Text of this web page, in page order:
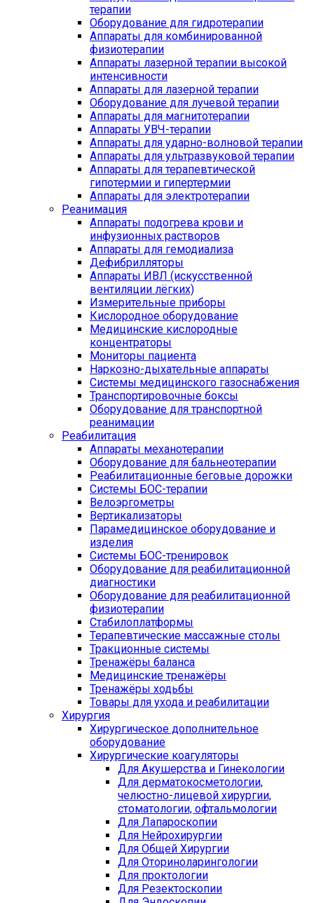
терапии
Оборудование для гидротерапии
Аппараты для комбинированной
физиотерапии
Аппараты лазерной терапии высокой
интенсивности
Аппараты для лазерной терапии
Оборудование для лучевой терапии
Аппараты для магнитотерапии
Аппараты УВЧ-терапии
Аппараты для ударно-волновой терапии
Аппараты для ультразвуковой терапии
Аппараты для терапевтической
гипотермии и гипертермии
Аппараты для электротерапии
Реанимация
Аппараты подогрева крови и
инфузионных растворов
Аппараты для гемодиализа
Дефибрилляторы
Аппараты ИВЛ (искусственной
вентиляции лёгких)
Измерительные приборы
Кислородное оборудование
Медицинские кислородные
концентраторы
Мониторы пациента
Наркозно-дыхательные аппараты
Системы медицинского газоснабжения
Транспортировочные боксы
Оборудование для транспортной
реанимации
Реабилитация
Аппараты механотерапии
Оборудование для бальнеотерапии
Реабилитационные беговые дорожки
Системы БОС-терапии
Велоэргометры
Вертикализаторы
Парамедицинское оборудование и
изделия
Системы БОС-тренировок
Оборудование для реабилитационной
диагностики
Оборудование для реабилитационной
физиотерапии
Стабилоплатформы
Терапевтические массажные столы
Тракционные системы
Тренажёры баланса
Медицинские тренажёры
Тренажёры ходьбы
Товары для ухода и реабилитации
Хирургия
Хирургическое дополнительное
оборудование
Хирургические коагуляторы
Для Акушерства и Гинекологии
Для дерматокосметологии,
челюстно-лицевой хирургии,
стоматологии, офтальмологии
Для Лапароскопии
Для Нейрохирургии
Для Общей Хирургии
Для Оториноларингологии
Для проктологии
Для Резектоскопии